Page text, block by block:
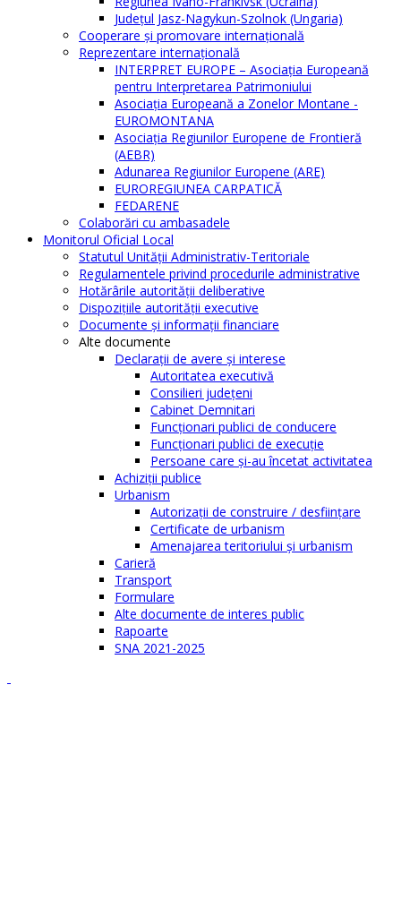
Judeţul Jasz-Nagykun-Szolnok (Ungaria)
Cooperare şi promovare internaţională
Reprezentare internaţională
INTERPRET EUROPE – Asociația Europeană
pentru Interpretarea Patrimoniului
Asociația Europeană a Zonelor Montane -
EUROMONTANA
Asociația Regiunilor Europene de Frontieră
(AEBR)
Adunarea Regiunilor Europene (ARE)
EUROREGIUNEA CARPATICĂ
FEDARENE
Colaborări cu ambasadele
Monitorul Oficial Local
Statutul Unităţii Administrativ-Teritoriale
Regulamentele privind procedurile administrative
Hotărârile autorităţii deliberative
Dispoziţiile autorităţii executive
Documente şi informaţii financiare
Alte documente
Declaraţii de avere şi interese
Autoritatea executivă
Consilieri judeţeni
Cabinet Demnitari
Funcţionari publici de conducere
Funcționari publici de execuție
Persoane care şi-au încetat activitatea
Achiziţii publice
Urbanism
Autorizații de construire / desființare
Certificate de urbanism
Amenajarea teritoriului şi urbanism
Carieră
Transport
Formulare
Alte documente de interes public
Rapoarte
SNA 2021-2025